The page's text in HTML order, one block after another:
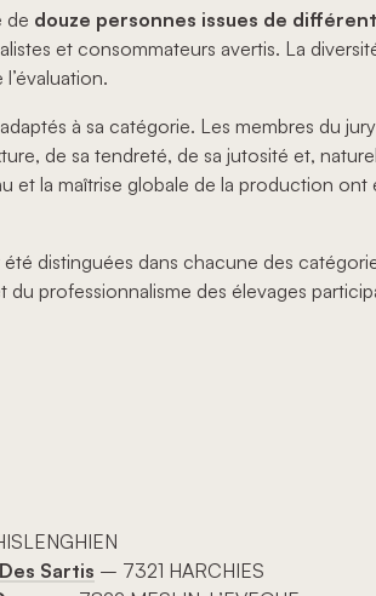
de douze personnes issues de
et consommateurs avertis. La
à sa catégorie. Les membres du
de sa tendreté, de sa jutosité et,
la maîtrise globale de la production ont
distinguées dans chacune des
professionnalisme des élevages
Sartis – 7321 HARCHIES